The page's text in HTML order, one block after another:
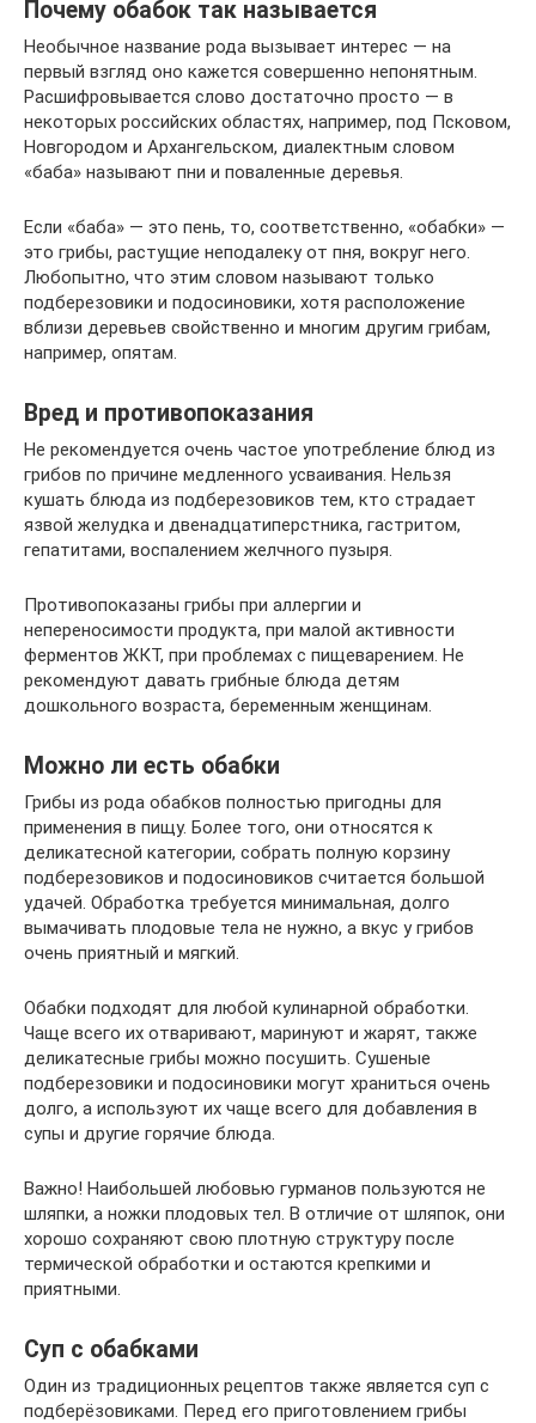
Почему обабок так называется
Необычное название рода вызывает интерес — на
первый взгляд оно кажется совершенно непонятным.
Расшифровывается слово достаточно просто — в
некоторых российских областях, например, под Псковом,
Новгородом и Архангельском, диалектным словом
«баба» называют пни и поваленные деревья.
Если «баба» — это пень, то, соответственно, «обабки» —
это грибы, растущие неподалеку от пня, вокруг него.
Любопытно, что этим словом называют только
подберезовики и подосиновики, хотя расположение
вблизи деревьев свойственно и многим другим грибам,
например, опятам.
Вред и противопоказания
Не рекомендуется очень частое употребление блюд из
грибов по причине медленного усваивания. Нельзя
кушать блюда из подберезовиков тем, кто страдает
язвой желудка и двенадцатиперстника, гастритом,
гепатитами, воспалением желчного пузыря.
Противопоказаны грибы при аллергии и
непереносимости продукта, при малой активности
ферментов ЖКТ, при проблемах с пищеварением. Не
рекомендуют давать грибные блюда детям
дошкольного возраста, беременным женщинам.
Можно ли есть обабки
Грибы из рода обабков полностью пригодны для
применения в пищу. Более того, они относятся к
деликатесной категории, собрать полную корзину
подберезовиков и подосиновиков считается большой
удачей. Обработка требуется минимальная, долго
вымачивать плодовые тела не нужно, а вкус у грибов
очень приятный и мягкий.
Обабки подходят для любой кулинарной обработки.
Чаще всего их отваривают, маринуют и жарят, также
деликатесные грибы можно посушить. Сушеные
подберезовики и подосиновики могут храниться очень
долго, а используют их чаще всего для добавления в
супы и другие горячие блюда.
Важно! Наибольшей любовью гурманов пользуются не
шляпки, а ножки плодовых тел. В отличие от шляпок, они
хорошо сохраняют свою плотную структуру после
термической обработки и остаются крепкими и
приятными.
Суп с обабками
Один из традиционных рецептов также является суп с
подберёзовиками. Перед его приготовлением грибы